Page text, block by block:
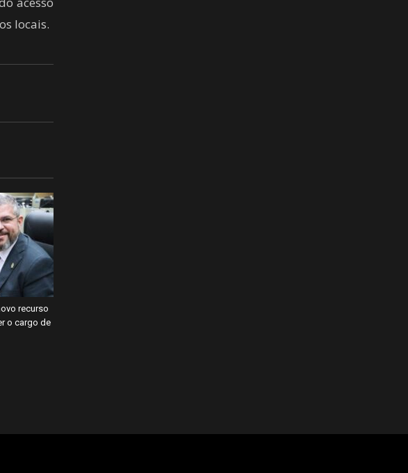
locais.
recurso
o cargo de